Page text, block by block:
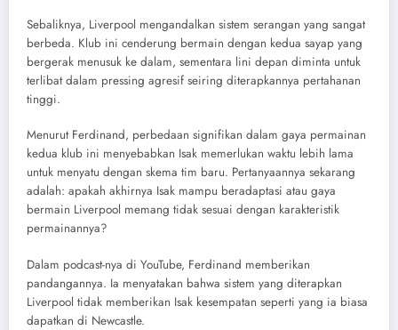
Sebaliknya, Liverpool mengandalkan sistem serangan yang sangat
berbeda. Klub ini cenderung bermain dengan kedua sayap yang
bergerak menusuk ke dalam, sementara lini depan diminta untuk
terlibat dalam pressing agresif seiring diterapkannya pertahanan
tinggi.
Menurut Ferdinand, perbedaan signifikan dalam gaya permainan
kedua klub ini menyebabkan Isak memerlukan waktu lebih lama
untuk menyatu dengan skema tim baru. Pertanyaannya sekarang
adalah: apakah akhirnya Isak mampu beradaptasi atau gaya
bermain Liverpool memang tidak sesuai dengan karakteristik
permainannya?
Dalam podcast-nya di YouTube, Ferdinand memberikan
pandangannya. Ia menyatakan bahwa sistem yang diterapkan
Liverpool tidak memberikan Isak kesempatan seperti yang ia biasa
dapatkan di Newcastle.